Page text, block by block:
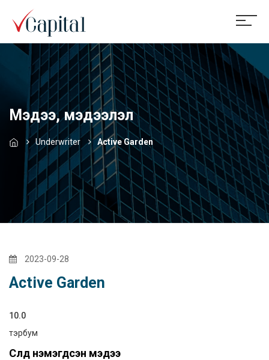
Мэдээ, мэдээлэл
Underwriter Active Garden
2023-09-28
Active Garden
10.0
тэрбум
Сүүлд нэмэгдсэн мэдээ